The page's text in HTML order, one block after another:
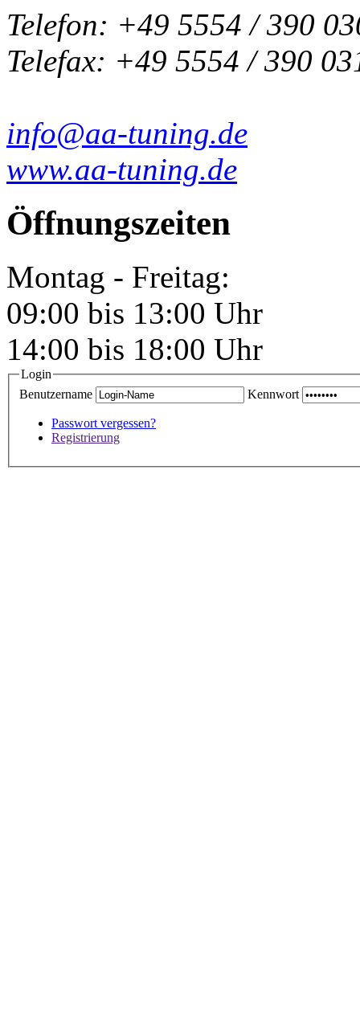
Telefon: +49 5554 / 390
Telefax: +49 5554 / 390
info@aa-tuning.de
www.aa-tuning.de
Öffnungszeiten
Montag - Freitag:
09:00 bis 13:00 Uhr
14:00 bis 18:00 Uhr
Login
Benutzername
Kennwort
Passwort vergessen?
Registrierung